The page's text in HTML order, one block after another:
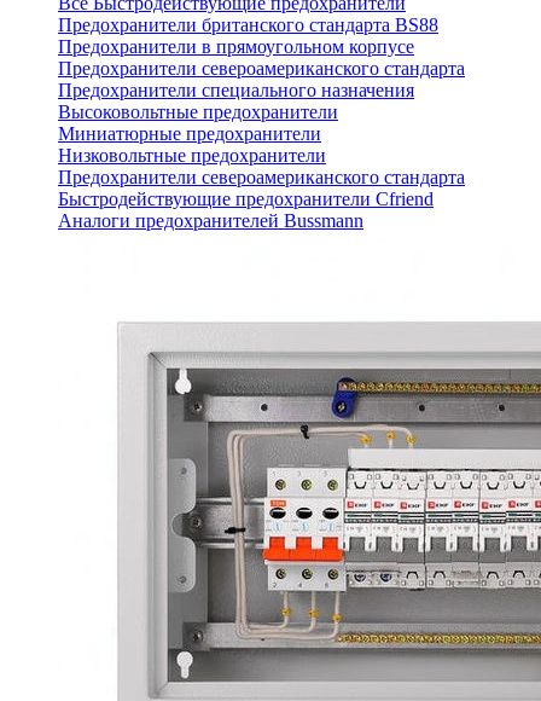
Предохранители британского стандарта BS88
Предохранители в прямоугольном корпусе
Предохранители североамериканского стандарта
Предохранители специального назначения
Высоковольтные предохранители
Миниатюрные предохранители
Низковольтные предохранители
Предохранители североамериканского стандарта
Быстродействующие предохранители Cfriend
Аналоги предохранителей Bussmann